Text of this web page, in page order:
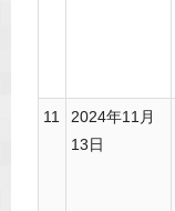
11
2024年11月
13日